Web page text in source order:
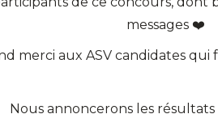
messages ❤️
merci aux ASV candidates qui
Nous annoncerons les